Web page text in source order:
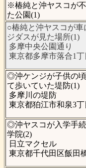
※椿純と沖ヤスコが
た公園(1)
○椿純と沖ヤスコが
ジダスが見た場所(1)
多摩中央公園通り
東京都多摩市落合1丁
◎沖ケンジが子供の
て歩いていた堤防(1)
多摩川の堤防
東京都狛江市和泉3丁
◎沖ヤスコが入学手
学院(2)
日立マクセル
東京都千代田区飯田